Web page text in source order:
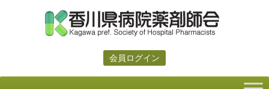
会員ログイン